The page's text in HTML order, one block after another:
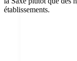
établissements.